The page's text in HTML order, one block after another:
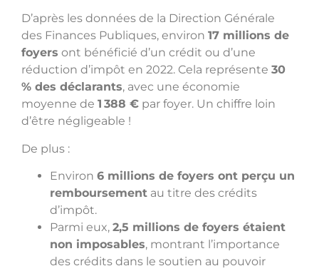
D’après les données de la Direction Générale
des Finances Publiques, environ 17 millions de
foyers ont bénéficié d’un crédit ou d’une
réduction d’impôt en 2022. Cela représente 30
% des déclarants, avec une économie
moyenne de 1 388 € par foyer. Un chiffre loin
d’être négligeable !
De plus :
Environ 6 millions de foyers ont perçu un
remboursement au titre des crédits
d’impôt.
Parmi eux, 2,5 millions de foyers étaient
non imposables, montrant l’importance
des crédits dans le soutien au pouvoir